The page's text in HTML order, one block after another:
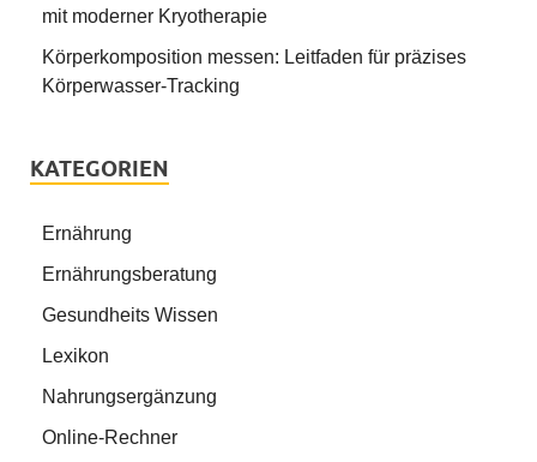
mit moderner Kryotherapie
Körperkomposition messen: Leitfaden für präzises
Körperwasser-Tracking
KATEGORIEN
Ernährung
Ernährungsberatung
Gesundheits Wissen
Lexikon
Nahrungsergänzung
Online-Rechner